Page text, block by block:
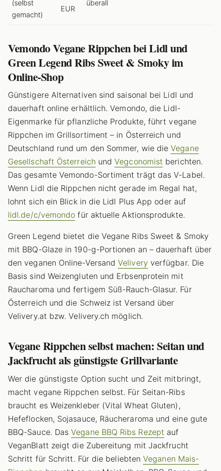
(selbst
gemacht)
EUR
überall
Vemondo Vegane Rippchen bei Lidl und
Green Legend Ribs Sweet & Smoky im
Online-Shop
Günstigere Alternativen sind saisonal bei Lidl und
dauerhaft online erhältlich. Vemondo, die Lidl-
Eigenmarke für pflanzliche Produkte, führt vegane
Rippchen im Grillsortiment – in Österreich und
Deutschland rund um den Sommer, wie dieVegane
Gesellschaft Österreich undVegconomist berichten.
Das gesamte Vemondo-Sortiment trägt das V-Label.
Wenn Lidl die Rippchen nicht gerade im Regal hat,
lohnt sich ein Blick in die Lidl Plus App oder auf
lidl.de/c/vemondo für aktuelle Aktionsprodukte.
Green Legend bietet die Vegane Ribs Sweet & Smoky
mit BBQ-Glaze in 190-g-Portionen an – dauerhaft über
den veganen Online-VersandVelivery verfügbar. Die
Basis sind Weizengluten und Erbsenprotein mit
Raucharoma und fertigem Süß-Rauch-Glasur. Für
Österreich und die Schweiz ist Versand über
Velivery.at bzw. Velivery.ch möglich.
Vegane Rippchen selbst machen: Seitan und
Jackfrucht als günstigste Grillvariante
Wer die günstigste Option sucht und Zeit mitbringt,
macht vegane Rippchen selbst. Für Seitan-Ribs
braucht es Weizenkleber (Vital Wheat Gluten),
Hefeflocken, Sojasauce, Räucheraroma und eine gute
BBQ-Sauce. DasVegane BBQ Ribs Rezept auf
VeganBlatt zeigt die Zubereitung mit Jackfrucht
Schritt für Schritt. Für die beliebtenVeganen Mais-